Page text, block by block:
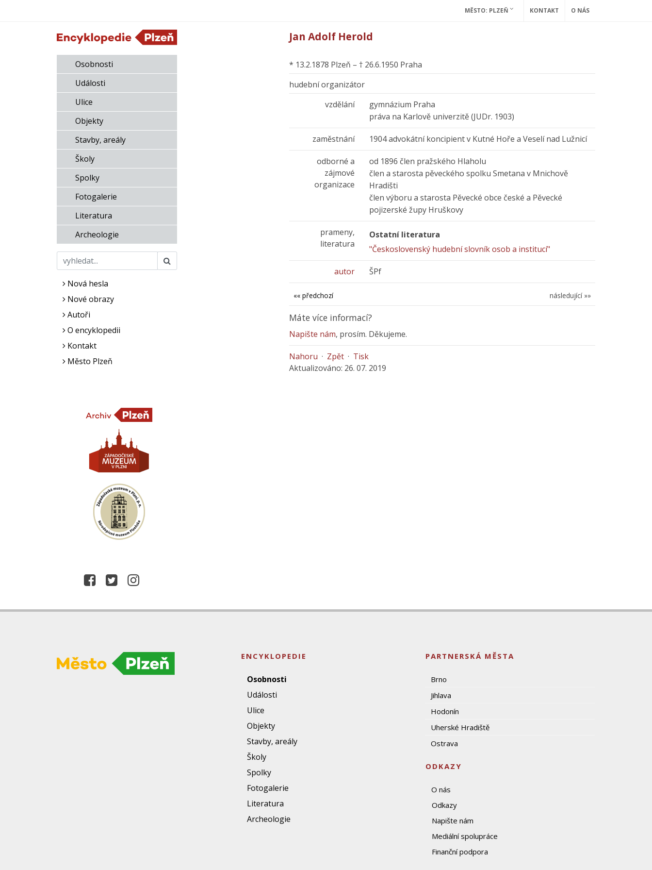
MĚSTO: PLZEŇ KONTAKT O NÁS
Osobnosti
Události
Ulice
Objekty
Stavby, areály
Školy
Spolky
Fotogalerie
Literatura
Archeologie
Nová hesla
Nové obrazy
Autoři
O encyklopedii
Kontakt
Město Plzeň
Jan Adolf Herold
* 13.2.1878 Plzeň – † 26.6.1950 Praha
hudební organizátor
vzdělání
gymnázium Praha
práva na Karlově univerzitě (JUDr. 1903)
zaměstnání 1904 advokátní koncipient v Kutné Hoře a Veselí nad Lužnicí
odborné a
zájmové
organizace
od 1896 člen pražského Hlaholu
člen a starosta pěveckého spolku Smetana v Mnichově
Hradišti
člen výboru a starosta Pěvecké obce české a Pěvecké
pojizerské župy Hruškovy
prameny,
literatura
Ostatní literatura
"Československý hudební slovník osob a institucí"
autor ŠPf
následující »»
«« předchozí
Máte více informací?
Napište nám, prosím. Děkujeme.
Nahoru · Zpět · Tisk
Aktualizováno: 26. 07. 2019
ENCYKLOPEDIE
Osobnosti
Události
Ulice
Objekty
Stavby, areály
Školy
Spolky
Fotogalerie
Literatura
Archeologie
PARTNERSKÁ MĚSTA
Brno
Jihlava
Hodonín
Uherské Hradiště
Ostrava
ODKAZY
O nás
Odkazy
Napište nám
Mediální spolupráce
Finanční podpora